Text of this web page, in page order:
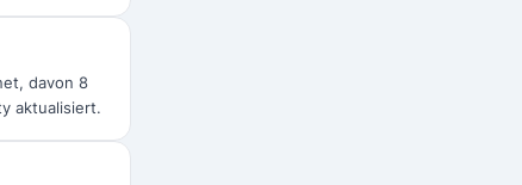
davon 8
aktualisiert.